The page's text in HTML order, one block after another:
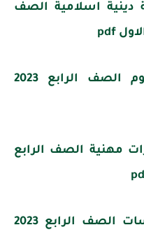
دينية اسلامية الصف
أسئلة مراجعة المتميز علوم الصف الرابع 2023
مهنية الصف الرابع
أسئلة مراجعة المتميز دراسات الصف الرابع 2023